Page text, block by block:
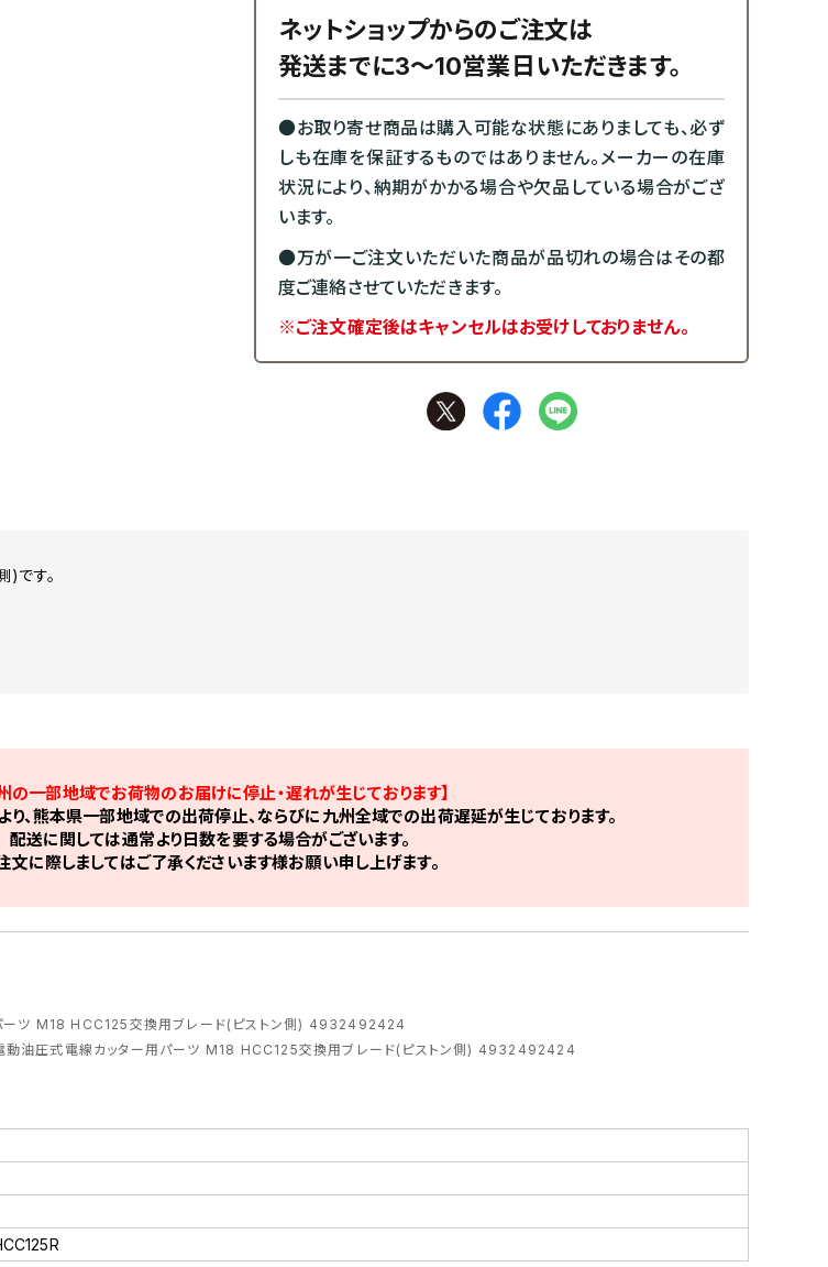
ネットショップからのご注文は
発送までに3～10営業日いただきます。
●お取り寄せ商品は購入可能な状態にありましても、必ず
しも在庫を保証するものではありません。メーカーの在庫
状況により、納期がかかる場合や欠品している場合がござ
います。
●万が一ご注文いただいた商品が品切れの場合はその都
度ご連絡させていただきます。
※ご注文確定後はキャンセルはお受けしておりません。
です。
州の一部地域でお荷物のお届けに停止・遅れが生じております】
、熊本県一部地域での出荷停止、ならびに九州全域での出荷遅延が生じております。
配送に関しては通常より日数を要する場合がございます。
文に際しましてはご了承くださいます様お願い申し上げます。
ーツ M18 HCC125交換用ブレード(ピストン側) 4932492424
動油圧式電線カッター用パーツ M18 HCC125交換用ブレード(ピストン側) 4932492424